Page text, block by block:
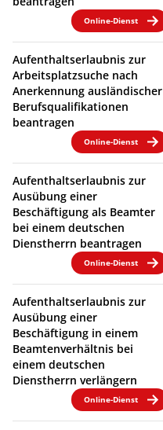
Online-Dienst
Aufenthaltserlaubnis zur
Arbeitsplatzsuche nach
Anerkennung ausländischer
Berufsqualifikationen
beantragen
Online-Dienst
Aufenthaltserlaubnis zur
Ausübung einer
Beschäftigung als Beamter
bei einem deutschen
Dienstherrn beantragen
Online-Dienst
Aufenthaltserlaubnis zur
Ausübung einer
Beschäftigung in einem
Beamtenverhältnis bei
einem deutschen
Dienstherrn verlängern
Online-Dienst